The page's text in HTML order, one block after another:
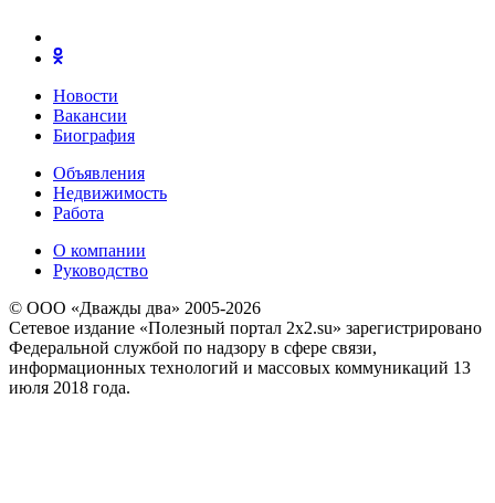
Новости
Вакансии
Биография
Объявления
Недвижимость
Работа
О компании
Руководство
© ООО «Дважды два» 2005-2026
Сетевое издание «Полезный портал 2x2.su» зарегистрировано
Федеральной службой по надзору в сфере связи,
информационных технологий и массовых коммуникаций 13
июля 2018 года.